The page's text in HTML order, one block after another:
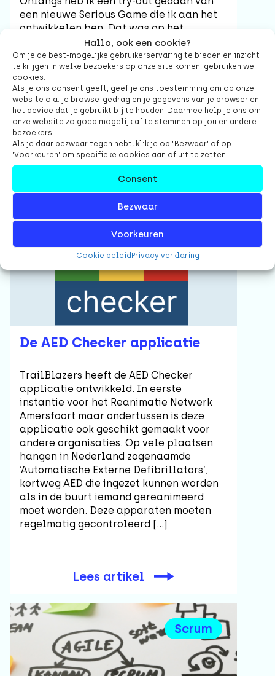
Hallo, ook een cookie?
Om je de best-mogelijke gebruikerservaring te bieden en inzicht
te krijgen in welke bezoekers op onze site komen, gebruiken we
cookies.
Als je ons consent geeft, geef je ons toestemming om op onze
website o.a. je browse-gedrag en je gegevens van je browser en
het device dat je gebruikt bij te houden. Daarmee help je ons om
onze website zo goed mogelijk af te stemmen op jou en andere
bezoekers.
Als je daar bezwaar tegen hebt, klik je op 'Bezwaar' of op
'Voorkeuren' om specifieke cookies aan of uit te zetten.
Consent
Bezwaar
Voorkeuren
Cookie beleid Privacy verklaring
een nieuwe Serious Game die ik aan het
ontwikkelen ben. Dat was op het
onvolprezen Agile Coach Camp NL, editie
2026, waar ik al tien jaar een vaste
bezoeker ben. Het spel helpt teams om
meer inzicht te krijgen in complexe
problemen, met… Tarotkaarten. En niet
zomaar Tarotkaarten, […]
Lees artikel
De AED Checker applicatie
TrailBlazers heeft de AED Checker
applicatie ontwikkeld. In eerste
instantie voor het Reanimatie Netwerk
Amersfoort maar ondertussen is deze
applicatie ook geschikt gemaakt voor
andere organisaties. Op vele plaatsen
hangen in Nederland zogenaamde
‘Automatische Externe Defibrillators’,
kortweg AED die ingezet kunnen worden
als in de buurt iemand gereanimeerd
moet worden. Deze apparaten moeten
regelmatig gecontroleerd […]
Lees artikel
Scrum